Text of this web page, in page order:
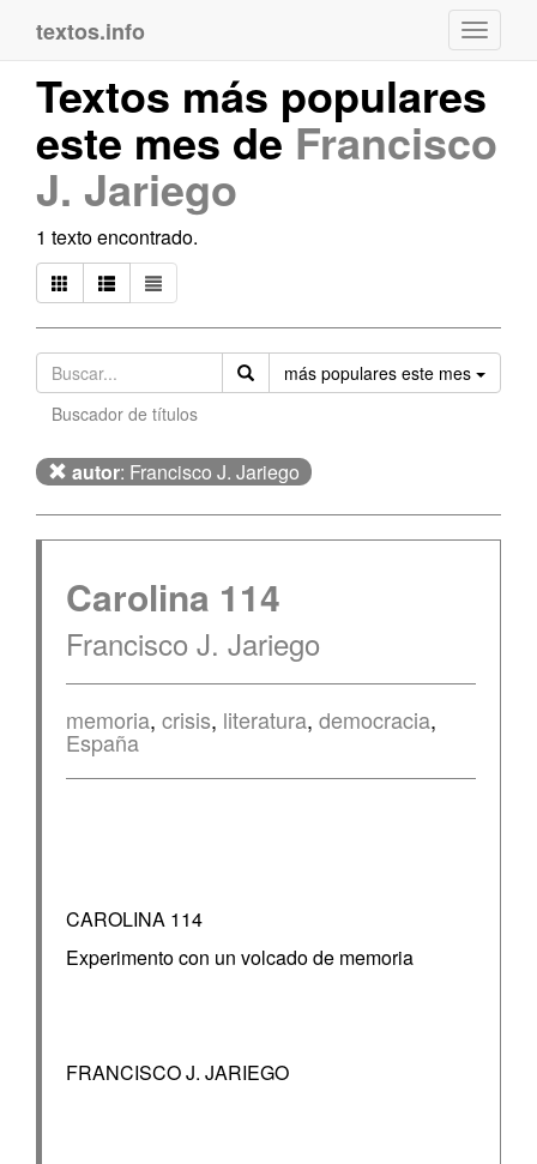
textos.info
Textos más populares
este mes deFrancisco
J. Jariego
1 texto encontrado.
más populares este mes
Buscador de títulos
autor: Francisco J. Jariego
Carolina 114
Francisco J. Jariego
memoria, crisis, literatura, democracia,
España
CAROLINA 114
Experimento con un volcado de memoria
FRANCISCO J. JARIEGO